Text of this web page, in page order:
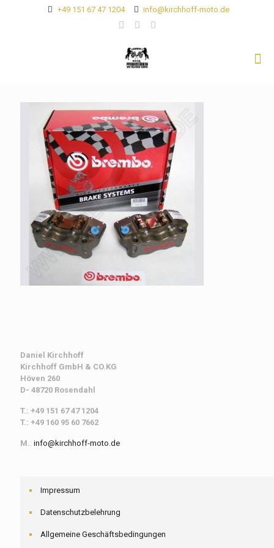
+49 151 67 47 1204 info@kirchhoff-moto.de
Daniel Kirchhoff
Kirchhoff GmbH & CO.KG
Höven 260
D- 48720 Rosendahl
T.: +49 151 67 47 1204
T.: +49 160 95 60 7662
M.: info@kirchhoff-moto.de
Impressum
Datenschutzbelehrung
Allgemeine Geschäftsbedingungen